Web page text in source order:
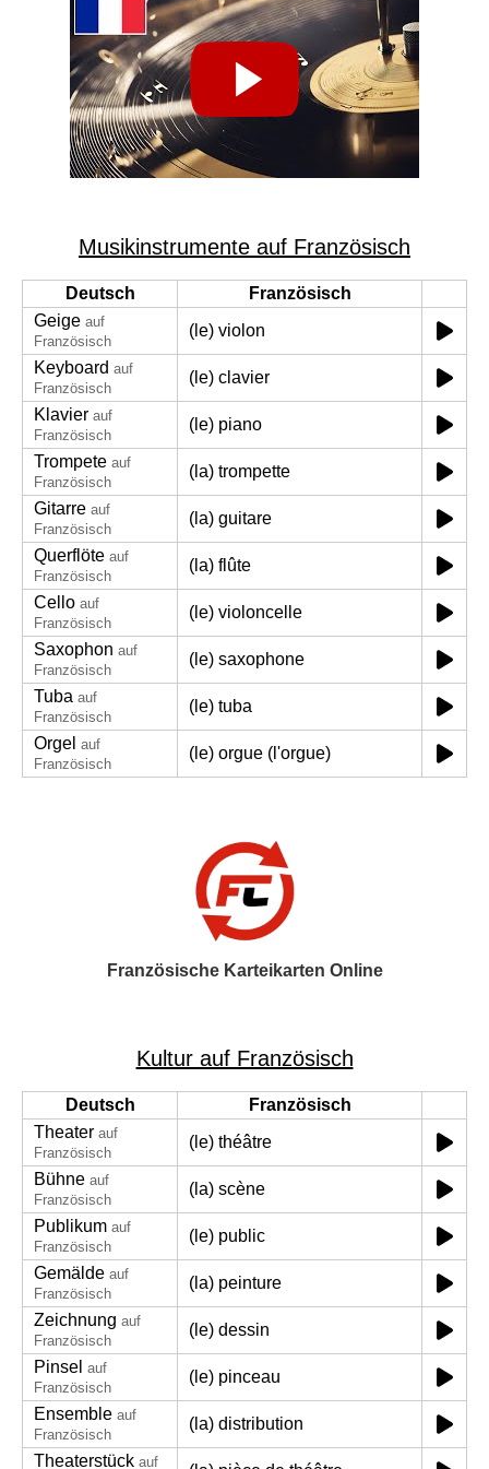
Musikinstrumente auf Französisch
Deutsch
Französisch
Geige auf
Französisch
(le) violon
Keyboard auf
Französisch
(le) clavier
Klavier auf
Französisch
(le) piano
Trompete auf
Französisch
(la) trompette
Gitarre auf
Französisch
(la) guitare
Querflöte auf
Französisch
(la) flûte
Cello auf
Französisch
(le) violoncelle
Saxophon auf
Französisch
(le) saxophone
Tuba auf
Französisch
(le) tuba
Orgel auf
Französisch
(le) orgue (l'orgue)
Französische Karteikarten Online
Kultur auf Französisch
Deutsch
Französisch
Theater auf
Französisch
(le) théâtre
Bühne auf
Französisch
(la) scène
Publikum auf
Französisch
(le) public
Gemälde auf
Französisch
(la) peinture
Zeichnung auf
Französisch
(le) dessin
Pinsel auf
Französisch
(le) pinceau
Ensemble auf
Französisch
(la) distribution
Theaterstück auf